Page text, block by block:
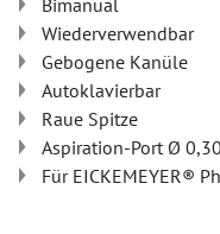
Bimanual
Wiederverwendbar
Gebogene Kanüle
Autoklavierbar
Raue Spitze
Aspiration-Port Ø
Für EICKEMEYER®